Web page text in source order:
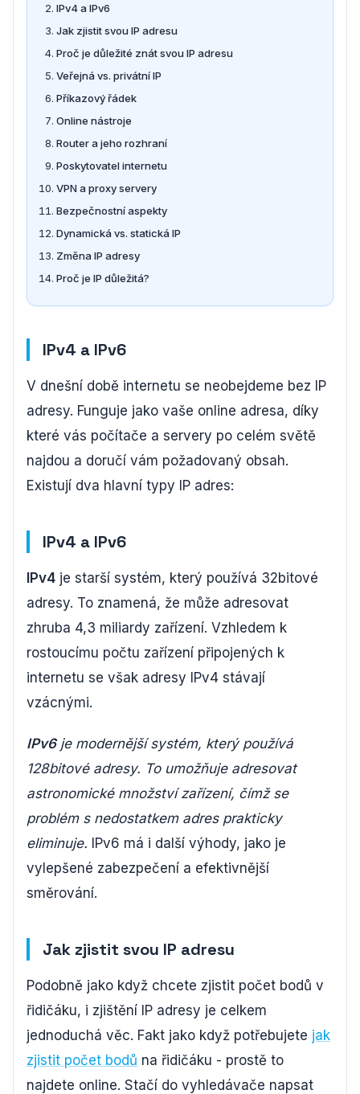
IPv4 a IPv6
Jak zjistit svou IP adresu
Proč je důležité znát svou IP adresu
Veřejná vs. privátní IP
Příkazový řádek
Online nástroje
Router a jeho rozhraní
Poskytovatel internetu
VPN a proxy servery
Bezpečnostní aspekty
Dynamická vs. statická IP
Změna IP adresy
Proč je IP důležitá?
IPv4 a IPv6
V dnešní době internetu se neobejdeme bez IP
adresy. Funguje jako vaše online adresa, díky
které vás počítače a servery po celém světě
najdou a doručí vám požadovaný obsah.
Existují dva hlavní typy IP adres:
IPv4 a IPv6
IPv4 je starší systém, který používá 32bitové
adresy. To znamená, že může adresovat
zhruba 4,3 miliardy zařízení. Vzhledem k
rostoucímu počtu zařízení připojených k
internetu se však adresy IPv4 stávají
vzácnými.
IPv6je modernější systém, který používá
128bitové adresy. To umožňuje adresovat
astronomické množství zařízení, čímž se
problém s nedostatkem adres prakticky
eliminuje. IPv6 má i další výhody, jako je
vylepšené zabezpečení a efektivnější
směrování.
Jak zjistit svou IP adresu
Podobně jako když chcete zjistit počet bodů v
řidičáku, i zjištění IP adresy je celkem
jednoduchá věc. Fakt jako když potřebujete jak
zjistit počet bodů na řidičáku - prostě to
najdete online. Stačí do vyhledávače napsat